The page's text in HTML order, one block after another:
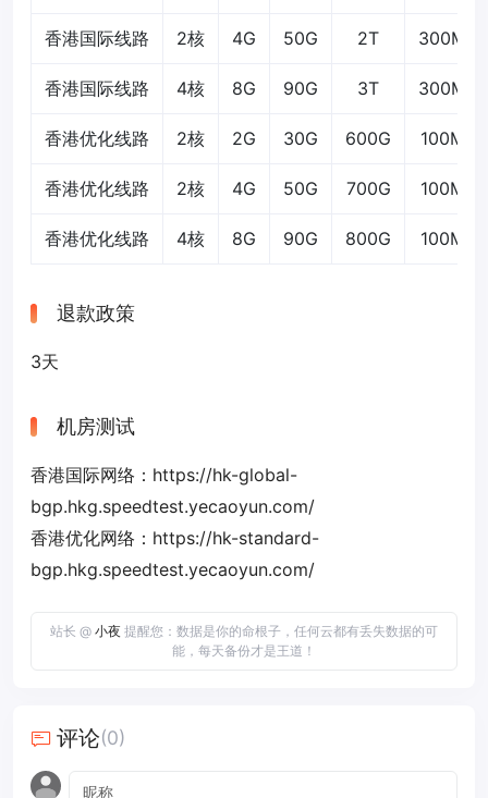
香港国际线路 2核 4G 50G 2T 300M
香港国际线路 4核 8G 90G 3T 300M
香港优化线路 2核 2G 30G 600G 100M
香港优化线路 2核 4G 50G 700G 100M
香港优化线路 4核 8G 90G 800G 100M
退款政策
3天
机房测试
香港国际网络：https://hk-global-
bgp.hkg.speedtest.yecaoyun.com/
香港优化网络：https://hk-standard-
bgp.hkg.speedtest.yecaoyun.com/
站长 @ 小夜 提醒您：数据是你的命根子，任何云都有丢失数据的可
能，每天备份才是王道！
评论(0)